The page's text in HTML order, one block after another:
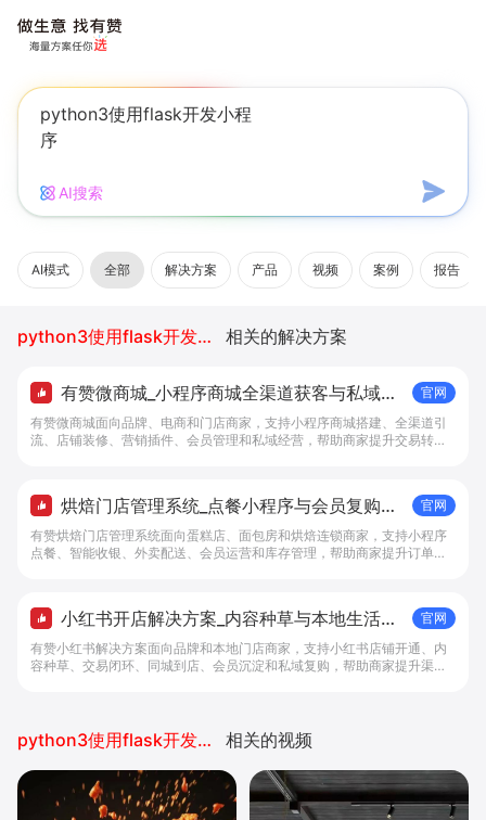
AI搜索
AI模式 全部 解决方案 产品 视频 案例 报告
python3使用flask开发小程序 相关的解决方案
有赞微商城_小程序商城全渠道获客与私域复
购工具 - 做生意, 找有赞
官网
有赞微商城面向品牌、电商和门店商家，支持小程序商城搭建、全渠道引
流、店铺装修、营销插件、会员管理和私域经营，帮助商家提升交易转化
烘焙门店管理系统_点餐小程序与会员复购工
具 - 做生意, 找有赞
官网
有赞烘焙门店管理系统面向蛋糕店、面包房和烘焙连锁商家，支持小程序
点餐、智能收银、外卖配送、会员运营和库存管理，帮助商家提升订单转
小红书开店解决方案_内容种草与本地生活转
化工具 - 做生意, 找有赞
官网
有赞小红书解决方案面向品牌和本地门店商家，支持小红书店铺开通、内
容种草、交易闭环、同城到店、会员沉淀和私域复购，帮助商家提升渠道
python3使用flask开发小程序 相关的视频